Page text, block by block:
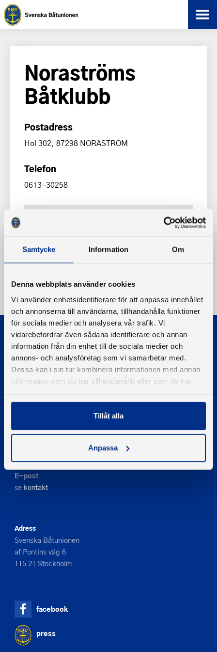
Samtycke Information Om
Denna webbplats använder cookies
Vi använder enhetsidentifierare för att anpassa innehållet
och annonserna till användarna, tillhandahålla funktioner
för sociala medier och analysera vår trafik. Vi
vidarebefordrar även sådana identifierare och annan
information från din enhet till de sociala medier och
annons- och analysföretag som vi samarbetar med.
Dessa kan i sin tur kombinera informationen med annan
information som du har tillhandahållit eller som de har
Tillåt alla
Anpassa
Noraströms
Båtklubb
Postadress
Hol 302, 87298 NORASTRÖM
Telefon
0613-30258
© 2026 - Svenska Båtunionen
08-545 859 60
E-post
se kontakt
Adress
Svenska Båtunionen
af Pontins väg 6
115 21 Stockholm
facebook
press